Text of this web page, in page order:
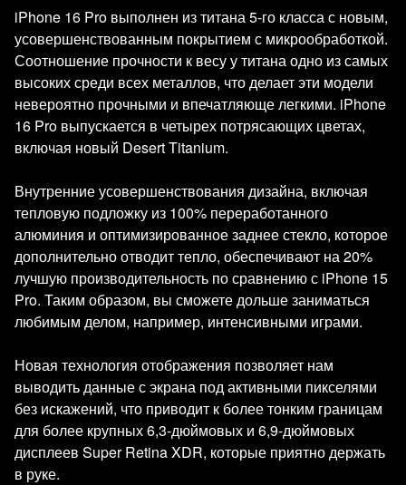
iPhone 16 Pro выполнен из титана 5-го класса с новым,
усовершенствованным покрытием с микрообработкой.
Соотношение прочности к весу у титана одно из самых
высоких среди всех металлов, что делает эти модели
невероятно прочными и впечатляюще легкими. iPhone
16 Pro выпускается в четырех потрясающих цветах,
включая новый Desert Titanium.
Внутренние усовершенствования дизайна, включая
тепловую подложку из 100% переработанного
алюминия и оптимизированное заднее стекло, которое
дополнительно отводит тепло, обеспечивают на 20%
лучшую производительность по сравнению с iPhone 15
Pro. Таким образом, вы сможете дольше заниматься
любимым делом, например, интенсивными играми.
Новая технология отображения позволяет нам
выводить данные с экрана под активными пикселями
без искажений, что приводит к более тонким границам
для более крупных 6,3-дюймовых и 6,9-дюймовых
дисплеев Super Retina XDR, которые приятно держать
в руке.